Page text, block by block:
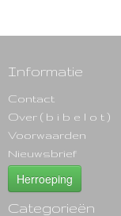
Informatie
Contact
Over ( b i b e l o t )
Voorwaarden
Nieuwsbrief
Herroeping
Categorieën